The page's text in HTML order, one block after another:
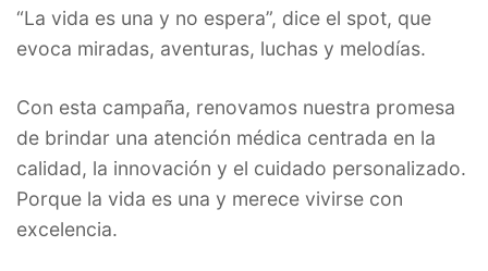
“La vida es una y no espera”, dice el spot, que
evoca miradas, aventuras, luchas y melodías.
Con esta campaña, renovamos nuestra promesa
de brindar una atención médica centrada en la
calidad, la innovación y el cuidado personalizado.
Porque la vida es una y merece vivirse con
excelencia.